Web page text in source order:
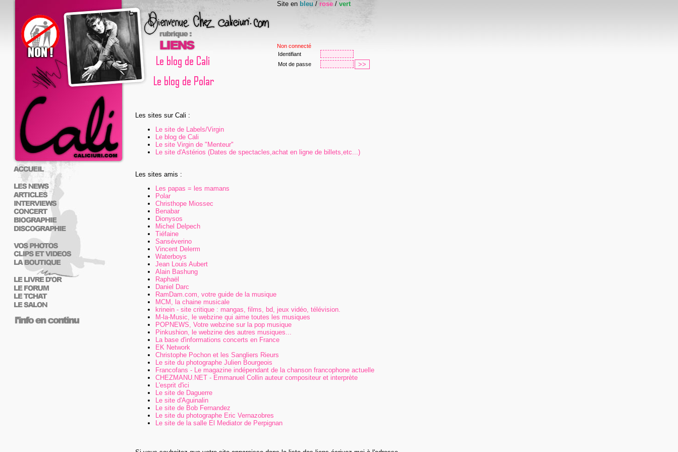
Site en bleu / rose / vert
Non connecté
Identifiant
Mot de passe
Les sites sur Cali :
Le site de Labels/Virgin
Le blog de Cali
Le site Virgin de "Menteur"
Le site d'Astérios (Dates de spectacles,achat en ligne de billets,etc...)
Les sites amis :
Les papas = les mamans
Polar
Christhope Miossec
Benabar
Dionysos
Michel Delpech
Tiéfaine
Sanséverino
Vincent Delerm
Waterboys
Jean Louis Aubert
Alain Bashung
Raphaël
Daniel Darc
RamDam.com, votre guide de la musique
MCM, la chaine musicale
krinein - site critique : mangas, films, bd, jeux vidéo, télévision.
M-la-Music, le webzine qui aime toutes les musiques
POPNEWS, Votre webzine sur la pop musique
Pinkushion, le webzine des autres musiques...
La base d'informations concerts en France
EK Network
Christophe Pochon et les Sangliers Rieurs
Le site du photographe Julien Bourgeois
Francofans - Le magazine indépendant de la chanson francophone actuelle
CHEZMANU.NET - Emmanuel Collin auteur compositeur et interprète
L'esprit d'ici
Le site de Daguerre
Le site d'Aguinalin
Le site de Bob Fernandez
Le site du photographe Eric Vernazobres
Le site de la salle El Mediator de Perpignan